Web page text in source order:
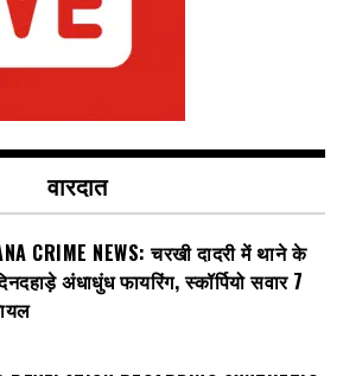
वारदात
CRIME NEWS: चरखी दादरी में थाने के
अंधाधुंध फायरिंग, स्कॉर्पियो सवार 7